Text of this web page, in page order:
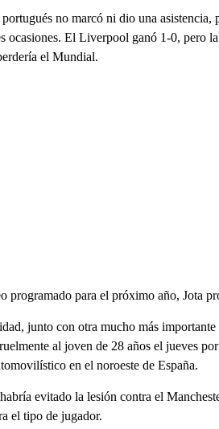
no marcó ni dio una
ocasiones. El Liverpool ganó 1-0, pero
el Mundial.
programado para el próximo año, Jota
junto con otra mucho más
al joven de 28 años el jueves
en el noroeste de España.
evitado la lesión contra el
el tipo de jugador.